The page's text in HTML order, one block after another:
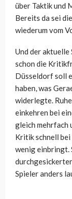
über Taktik und
Bereits da sei
wiederum vom
Und der
schon die
Düsseldorf soll
haben, was
widerlegte.
einkehren bei
gleich mehrfach
Kritik schnell
wenig einbringt.
Spieler anders